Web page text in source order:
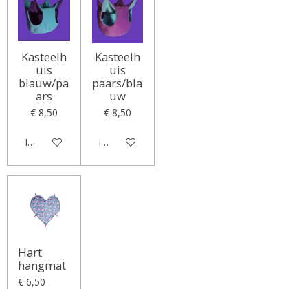
Kasteelh
uis
blauw/pa
ars
€ 8,50
In winkelwagen
Kasteelh
uis
paars/bla
uw
€ 8,50
In winkelwagen
Hart
hangmat
€ 6,50